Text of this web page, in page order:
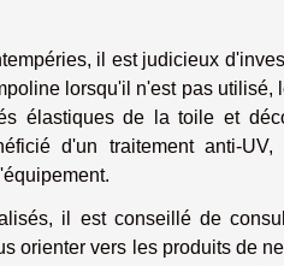
il est judicieux
lorsqu'il n'est pas
élastiques de la toile et
d'un traitement anti-
il est conseillé de
orienter vers les produits de